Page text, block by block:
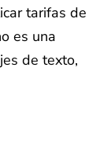
tarifas de
es una
de texto,